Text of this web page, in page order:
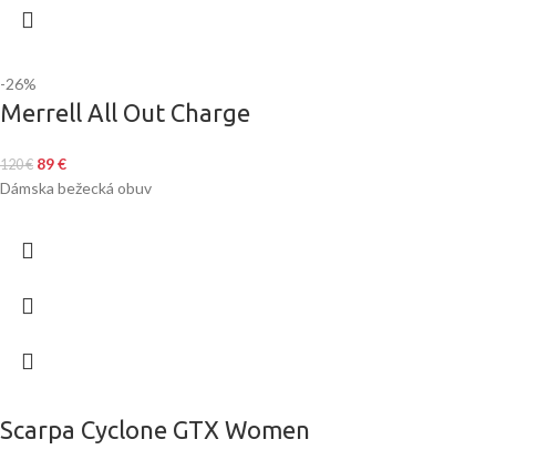
-26%
Merrell All Out Charge
120€ 89€
Dámska bežecká obuv
Scarpa Cyclone GTX Women